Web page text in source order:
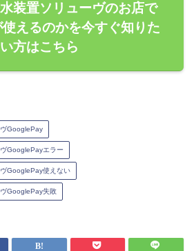
装置ソリューヴのお店で
えるのかを今すぐ知りた
い方はこちら
GooglePay
GooglePayエラー
GooglePay使えない
GooglePay失敗